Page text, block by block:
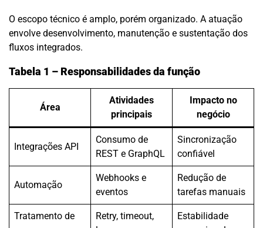
O escopo técnico é amplo, porém organizado. A atuação
envolve desenvolvimento, manutenção e sustentação dos
fluxos integrados.
Tabela 1 – Responsabilidades da função
Área
Atividades
principais
Impacto no
negócio
Integrações API
Consumo de
REST e GraphQL
Sincronização
confiável
Automação
Webhooks e
eventos
Redução de
tarefas manuais
Tratamento de
Retry, timeout,
Estabilidade